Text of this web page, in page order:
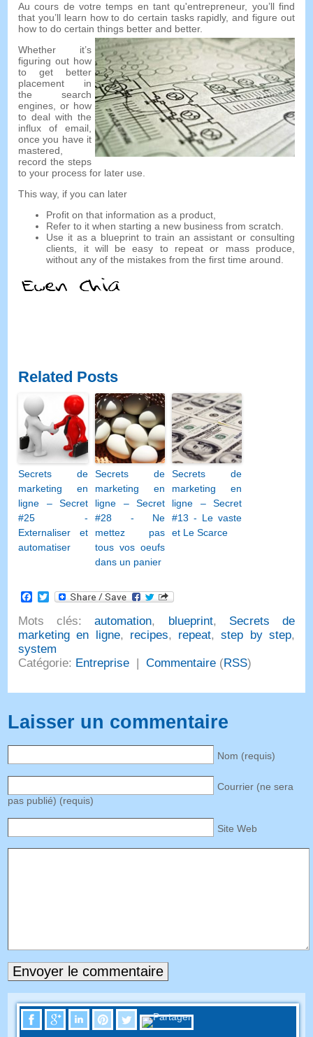
Au cours de votre temps en tant qu'entrepreneur, you’ll find
that you’ll learn how to do certain tasks rapidly,and figure out
how to do certain things better and better.
Whether it’s
figuring out how
to get better
placement in
the search
engines, or how
to deal with the
influx of email,
once you have it
mastered,
record the steps
to your process for later use.
This way, if you can later
Profit on that information as a product,
Refer to it when starting a new business from scratch.
Use it as a blueprint to train an assistant or consulting
clients, it will be easy to repeat or mass produce,
without any of the mistakes from the first time around.
Related Posts
Secrets de
marketing en
ligne – Secret
#25 -
Externaliser et
automatiser
Secrets de
marketing en
ligne – Secret
#28 - Ne
mettez pas
tous vos oeufs
dans un panier
Secrets de
marketing en
ligne – Secret
#13 - Le vaste
et Le Scarce
Facebook
Twitter
Mots clés:automation, blueprint, Secrets de
marketing en ligne, recipes, repeat,step by step,
system
Catégorie: Entreprise |Commentaire (RSS)
Laisser un commentaire
Nom (requis)
Courrier (ne sera
pas publié) (requis)
Site Web